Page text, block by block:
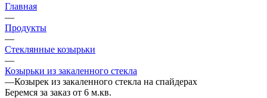
Главная
—
Продукты
—
Стеклянные козырьки
—
Козырьки из закаленного стекла
—Козырек из закаленного стекла на спайдерах
Беремся за заказ от 6 м.кв.